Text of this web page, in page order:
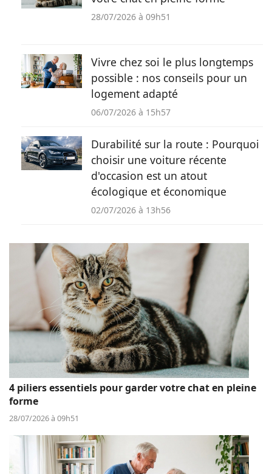
28/07/2026 à 09h51
Vivre chez soi le plus longtemps
possible : nos conseils pour un
logement adapté
06/07/2026 à 15h57
Durabilité sur la route : Pourquoi
choisir une voiture récente
d'occasion est un atout
écologique et économique
02/07/2026 à 13h56
4 piliers essentiels pour garder votre chat en pleine
forme
28/07/2026 à 09h51